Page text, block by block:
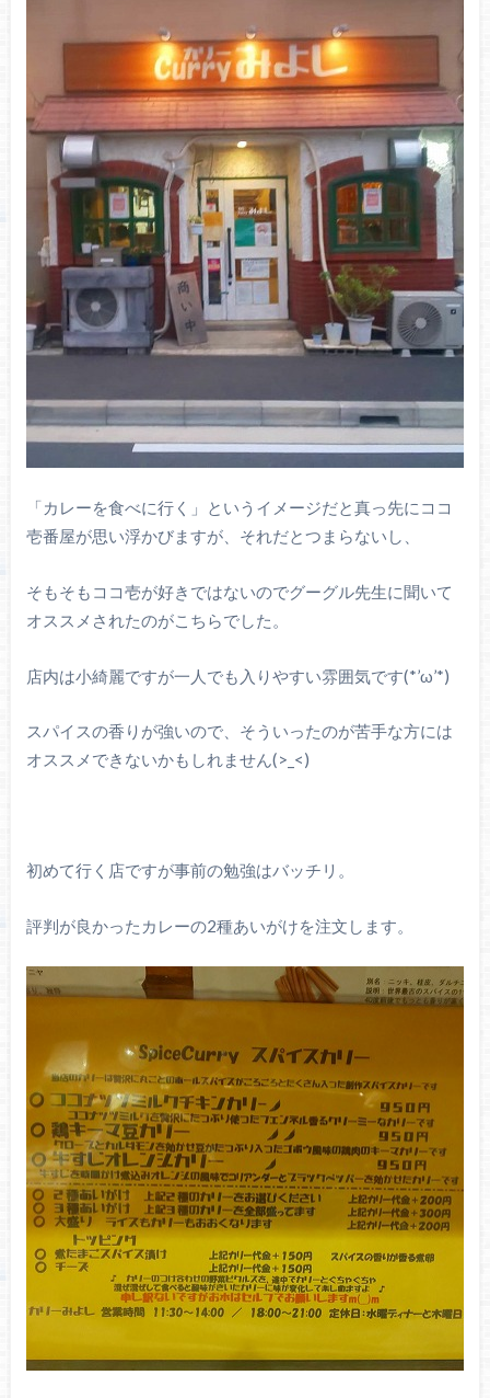
「カレーを食べに行く」というイメージだと真っ先にココ
壱番屋が思い浮かびますが、それだとつまらないし、
そもそもココ壱が好きではないのでグーグル先生に聞いて
オススメされたのがこちらでした。
店内は小綺麗ですが一人でも入りやすい雰囲気です(*’ω’*)
スパイスの香りが強いので、そういったのが苦手な方には
オススメできないかもしれません(>_<)
初めて行く店ですが事前の勉強はバッチリ。
評判が良かったカレーの2種あいがけを注文します。